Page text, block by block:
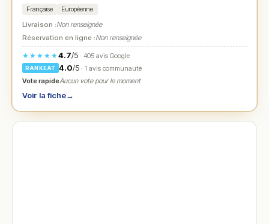
Française Européenne
Livraison :Non renseignée
Réservation en ligne :Non renseignée
★★★★★4.7/5· 405 avis Google
RANKEAT 4.0/5 · 1 avis communauté
Vote rapideAucun vote pour le moment
Voir la fiche→